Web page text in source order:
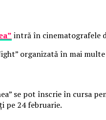
intră în cinematografele
organizată în mai
se pot înscrie în cursa
pe 24 februarie.